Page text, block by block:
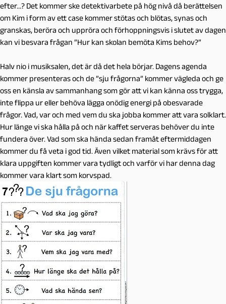
efter…? Det kommer ske detektivarbete på hög nivå då berättelsen
om Kim i form av ett case kommer stötas och blötas, synas och
granskas, beröra och uppröra och förhoppningsvis i slutet av dagen
kan vi besvara frågan ”Hur kan skolan bemöta Kims behov?”
Halv nio i musiksalen, det är då det hela börjar. Dagens agenda
kommer presenteras och de ”sju frågorna” kommer vägleda och ge
oss en känsla av sammanhang som gör att vi kan känna oss trygga,
inte flippa ur eller behöva lägga onödig energi på obesvarade
frågor. Vad, var och med vem du ska jobba kommer att vara solklart.
Hur länge vi ska hålla på och när kaffet serveras behöver du inte
fundera över. Vad som ska hända sedan framåt eftermiddagen
kommer du få veta i god tid. Även vilket material som krävs för att
klara uppgiften kommer vara tydligt och varför vi har denna dag
kommer vara klart som korvspad.